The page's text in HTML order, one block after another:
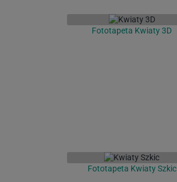
Fototapeta Kwiaty 3D
Fototapeta Kwiaty Szkic